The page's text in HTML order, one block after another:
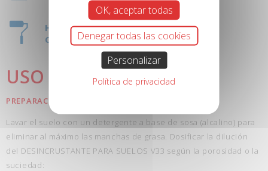
HERRAMIENTAS:
CEPILLO
USO
PREPARACIÓN
Lavar el suelo con un detergente a base de sosa (alcalino) para
eliminar al máximo las manchas de grasa. Dosificar la dilución
del DESINCRUSTANTE PARA SUELOS V33 según la porosidad o la
suciedad:
OK, aceptar todas
Denegar todas las cookies
Personalizar
Política de privacidad